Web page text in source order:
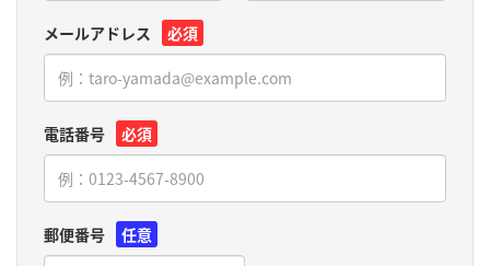
メールアドレス 必須
電話番号 必須
郵便番号 任意